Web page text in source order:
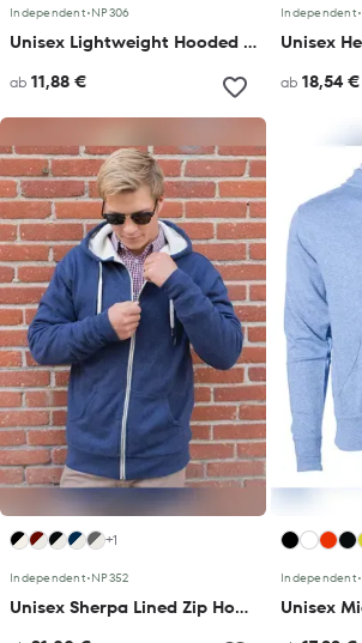
Independent•NP306
Unisex Lightweight Hooded Pullover
ab 11,88 €
Independent•
ab 18,54 €
+1
Independent•NP352
Unisex Sherpa Lined Zip Hooded Jacket
Independent•